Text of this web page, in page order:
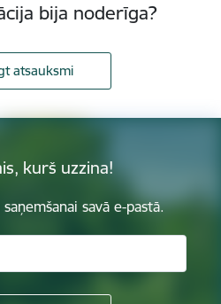
bija noderīga?
atsauksmi
kurš uzzina!
savā e-pastā.